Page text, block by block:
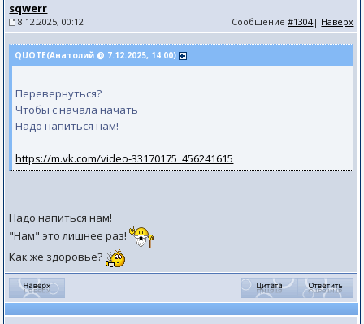
sqwerr
8.12.2025, 00:12 Сообщение#1304| Наверх
QUOTE(Анатолий @ 7.12.2025, 14:00)
Перевернуться?
Чтобы с начала начать
Надо напиться нам!
https://m.vk.com/video-33170175_456241615
Надо напиться нам!
"Нам" это лишнее раз!
Как же здоровье?